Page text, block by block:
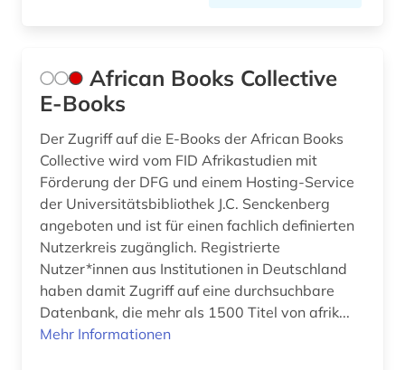
buchstabe (1)
buchwissenschaft (1)
buddhismus (1)
calderón de la barca, pedro | schriftsteller;
geistlicher; dramatiker; librettist; lyriker;
schriftsteller (1)
carl michael bellman (1)
casanova (1)
African Books Collective
E-Books
Der Zugriff auf die E-Books der African Books
Collective wird vom FID Afrikastudien mit
Förderung der DFG und einem Hosting-Service
der Universitätsbibliothek J.C. Senckenberg
angeboten und ist für einen fachlich definierten
Nutzerkreis zugänglich. Registrierte
Nutzer*innen aus Institutionen in Deutschland
haben damit Zugriff auf eine durchsuchbare
Datenbank, die mehr als 1500 Titel von afrik...
Mehr Informationen